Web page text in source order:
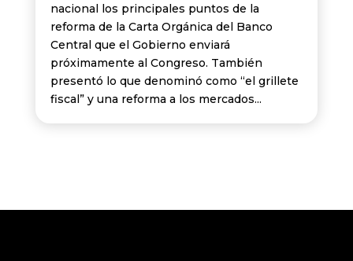
nacional los principales puntos de la
reforma de la Carta Orgánica del Banco
Central que el Gobierno enviará
próximamente al Congreso. También
presentó lo que denominó como “el grillete
fiscal” y una reforma a los mercados...